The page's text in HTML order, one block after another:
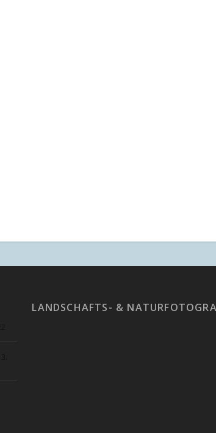
LANDSCHAFTS- &